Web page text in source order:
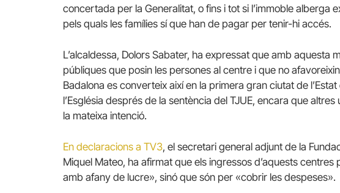
concertada per la Generalitat, o fins i tot si l’immoble alberga
pels quals les famílies sí que han de pagar per tenir-hi accés.
L’alcaldessa, Dolors Sabater, ha expressat que amb aquesta
públiques que posin les persones al centre i que no
Badalona es converteix així en la primera gran ciutat de
l’Església després de la sentència del TJUE, encara que
la mateixa intenció.
En declaracions a TV3, el secretari general adjunt de la
Miquel Mateo, ha afirmat que els ingressos d’aquests
amb afany de lucre», sinó que són per «cobrir les despeses».